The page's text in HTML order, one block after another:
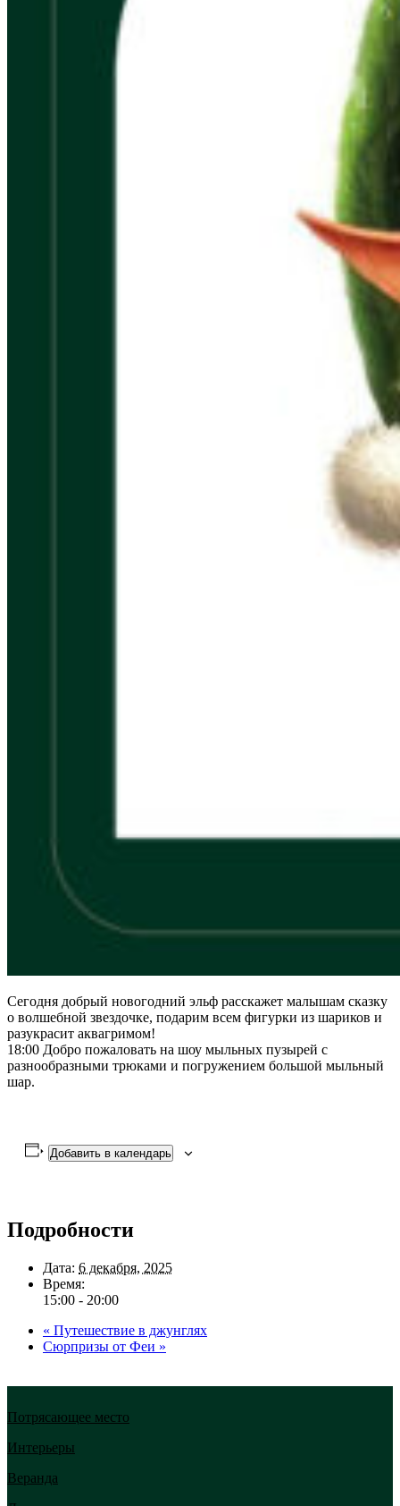
Сегодня добрый новогодний эльф расскажет малышам сказку
о волшебной звездочке, подарим всем фигурки из шариков и
разукрасит аквагримом!
18:00 Добро пожаловать на шоу мыльных пузырей с
разнообразными трюками и погружением большой мыльный
шар.
Добавить в календарь
Подробности
Дата: 6 декабря, 2025
Время:
15:00 - 20:00
« Путешествие в джунглях
Сюрпризы от Феи »
Потрясающее место
Интерьеры
Веранда